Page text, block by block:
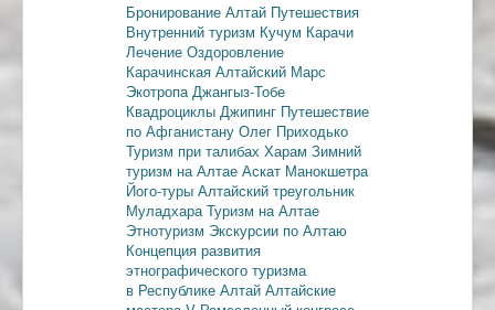
Бронирование Алтай Путешествия
Внутренний туризм Кучум Карачи
Лечение Оздоровление
Карачинская Алтайский Марс
ЭкотропаДжангыз-Тобе
Квадроциклы Джипинг Путешествие
по Афганистану Олег Приходько
Туризм при талибах Харам Зимний
туризм на Алтае Аскат Манокшетра
Його-туры Алтайский треугольник
МуладхараТуризм на Алтае
Этнотуризм Экскурсии по Алтаю
Концепция развития
этнографического туризма
в Республике Алтай Алтайские